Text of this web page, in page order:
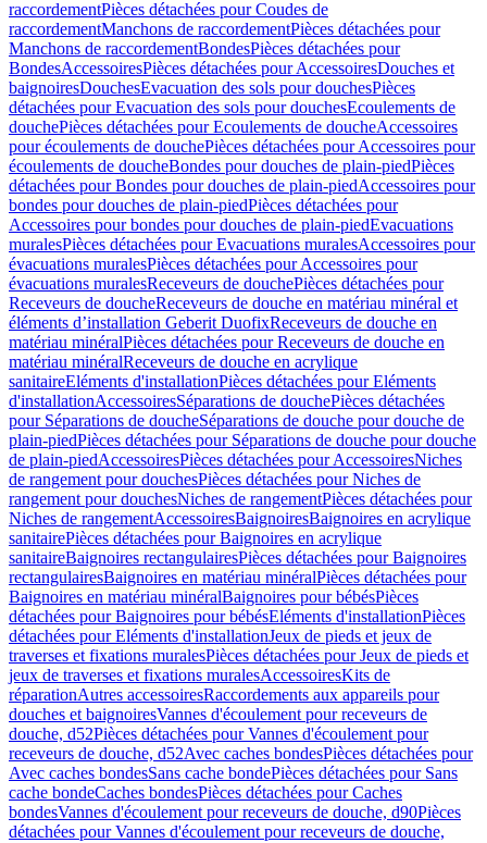
raccordementPièces détachées pour Coudes de
raccordementManchons de raccordementPièces détachées pour
Manchons de raccordementBondesPièces détachées pour
BondesAccessoiresPièces détachées pour AccessoiresDouches et
baignoiresDouchesEvacuation des sols pour douchesPièces
détachées pour Evacuation des sols pour douchesEcoulements de
douchePièces détachées pour Ecoulements de doucheAccessoires
pour écoulements de douchePièces détachées pour Accessoires pour
écoulements de doucheBondes pour douches de plain-piedPièces
détachées pour Bondes pour douches de plain-piedAccessoires pour
bondes pour douches de plain-piedPièces détachées pour
Accessoires pour bondes pour douches de plain-piedEvacuations
muralesPièces détachées pour Evacuations muralesAccessoires pour
évacuations muralesPièces détachées pour Accessoires pour
évacuations muralesReceveurs de douchePièces détachées pour
Receveurs de doucheReceveurs de douche en matériau minéral et
éléments d’installation Geberit DuofixReceveurs de douche en
matériau minéralPièces détachées pour Receveurs de douche en
matériau minéralReceveurs de douche en acrylique
sanitaireEléments d'installationPièces détachées pour Eléments
d'installationAccessoiresSéparations de douchePièces détachées
pour Séparations de doucheSéparations de douche pour douche de
plain-piedPièces détachées pour Séparations de douche pour douche
de plain-piedAccessoiresPièces détachées pour AccessoiresNiches
de rangement pour douchesPièces détachées pour Niches de
rangement pour douchesNiches de rangementPièces détachées pour
Niches de rangementAccessoiresBaignoiresBaignoires en acrylique
sanitairePièces détachées pour Baignoires en acrylique
sanitaireBaignoires rectangulairesPièces détachées pour Baignoires
rectangulairesBaignoires en matériau minéralPièces détachées pour
Baignoires en matériau minéralBaignoires pour bébésPièces
détachées pour Baignoires pour bébésEléments d'installationPièces
détachées pour Eléments d'installationJeux de pieds et jeux de
traverses et fixations muralesPièces détachées pour Jeux de pieds et
jeux de traverses et fixations muralesAccessoiresKits de
réparationAutres accessoiresRaccordements aux appareils pour
douches et baignoiresVannes d'écoulement pour receveurs de
douche, d52Pièces détachées pour Vannes d'écoulement pour
receveurs de douche, d52Avec caches bondesPièces détachées pour
Avec caches bondesSans cache bondePièces détachées pour Sans
cache bondeCaches bondesPièces détachées pour Caches
bondesVannes d'écoulement pour receveurs de douche, d90Pièces
détachées pour Vannes d'écoulement pour receveurs de douche,